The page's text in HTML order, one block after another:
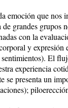
emoción que nos
grandes grupos
con la
y
El
experiencia
se presenta un